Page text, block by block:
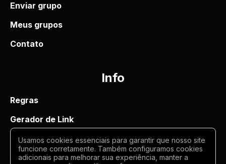
Enviar grupo
Meus grupos
Contato
Info
Regras
Gerador de Link
Termos de uso
Politica de privacidade
Usamos cookies essenciais para garantir que nosso site
funcione corretamente. Também configuramos cookies
adicionais para melhorar sua experiência, manter a